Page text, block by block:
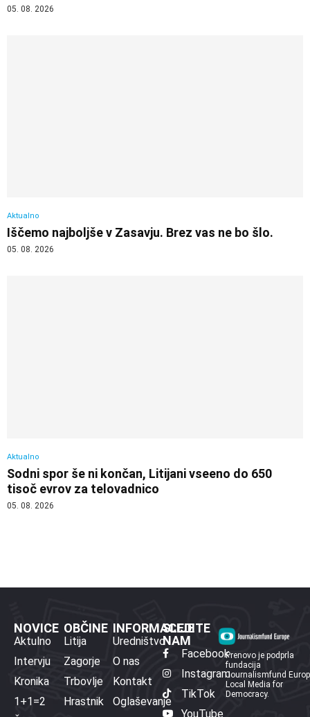
05. 08. 2026
Aktualno
Iščemo najboljše v Zasavju. Brez vas ne bo šlo.
05. 08. 2026
Aktualno
Sodni spor še ni končan, Litijani vseeno do 650
tisoč evrov za telovadnico
05. 08. 2026
NOVICE
Aktulno
Intervju
Kronika
1+1=2
OBČINE
Litija
Zagorje
Trbovlje
Hrastnik
INFORMACIJE
Uredništvo
O nas
Kontakt
Oglaševanje
SLEDITE
NAM
Facebook
Instagram
TikTok
YouTube
Prenovo je podprla
fundacija
Journalismfund
Local Media for
Democracy.